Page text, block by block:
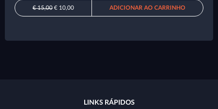
€ 15,00 € 10,00 ADICIONAR AO CARRINHO
LINKS RÁPIDOS